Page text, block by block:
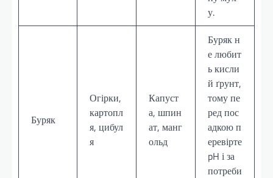
у.
Буряк
Огірки,
картопл
я, цибул
я
Капуст
а, шпин
ат, манг
ольд
Буряк н
е любит
ь кисли
й ґрунт,
тому пе
ред пос
адкою п
еревірте
pH і за
потреби